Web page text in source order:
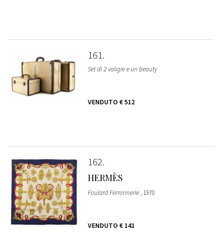
161
Set di 2 valigie e un beauty
VENDUTO € 512
162
HERMÈS
Foulard Ferronnerie, 1970
VENDUTO € 141